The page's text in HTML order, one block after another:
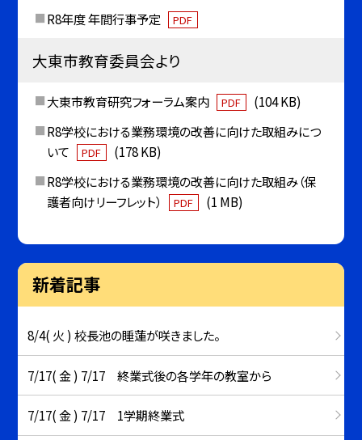
R8年度 年間行事予定 PDF
大東市教育委員会より
大東市教育研究フォーラム案内 PDF
(104 KB)
R8学校における業務環境の改善に向けた取組みにつ
いて
PDF
(178 KB)
R8学校における業務環境の改善に向けた取組み（保
護者向けリーフレット）
PDF (1 MB)
新着記事
8/4( 火 ) 校長池の睡蓮が咲きました。
7/17( 金 ) 7/17 終業式後の各学年の教室から
7/17( 金 ) 7/17 1学期終業式